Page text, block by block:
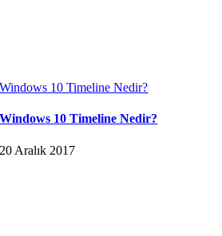
Windows 10 Timeline Nedir?
Windows 10 Timeline Nedir?
20 Aralık 2017